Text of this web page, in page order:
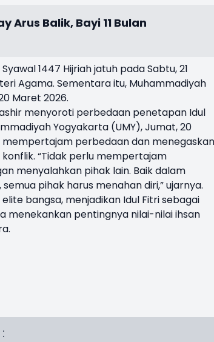
Arus Balik, Bayi 11 Bulan
1447 Hijriah jatuh pada Sabtu, 21
Agama. Sementara itu, Muhammadiyah
Maret 2026.
menyoroti perbedaan penetapan Idul
Yogyakarta (UMY), Jumat, 20
perbedaan dan menegaskan
“Tidak perlu mempertajam
menyalahkan pihak lain. Baik dalam
pihak harus menahan diri,” ujarnya.
bangsa, menjadikan Idul Fitri sebagai
menekankan pentingnya nilai-nilai ihsan